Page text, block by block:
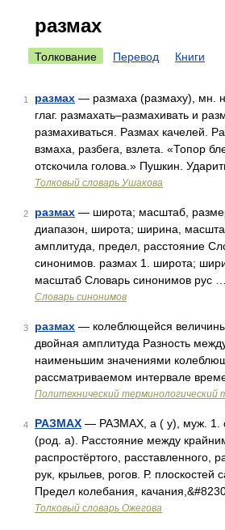
размах
Толкование Перевод Книги
1 размах — размаха (размаху), мн.
глаг. размахать–размахивать и
размахиваться. Размах качелей.
взмаха, разбега, взлета. «Топор
отскочила голова.» Пушкин.
Толковый словарь Ушакова
2 размах — широта; масштаб,
диапазон, широта; ширина,
амплитуда, предел, расстояние
синонимов. размах 1. широта;
масштаб Словарь синонимов рус …
Словарь синонимов
3 размах — колеблющейся
двойная амплитуда Разность
наименьшим значениями
рассматриваемом интервале
Политехнический терминологический
4 РАЗМАХ — РАЗМАХ, а ( у), муж. 1.
(род. а). Расстояние между
распростёртого, расставленного,
рук, крыльев, рогов. Р. плоскостей
Предел колебания,
Толковый словарь Ожегова